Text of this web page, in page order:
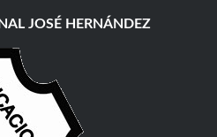
JOSÉ HERNÁNDEZ